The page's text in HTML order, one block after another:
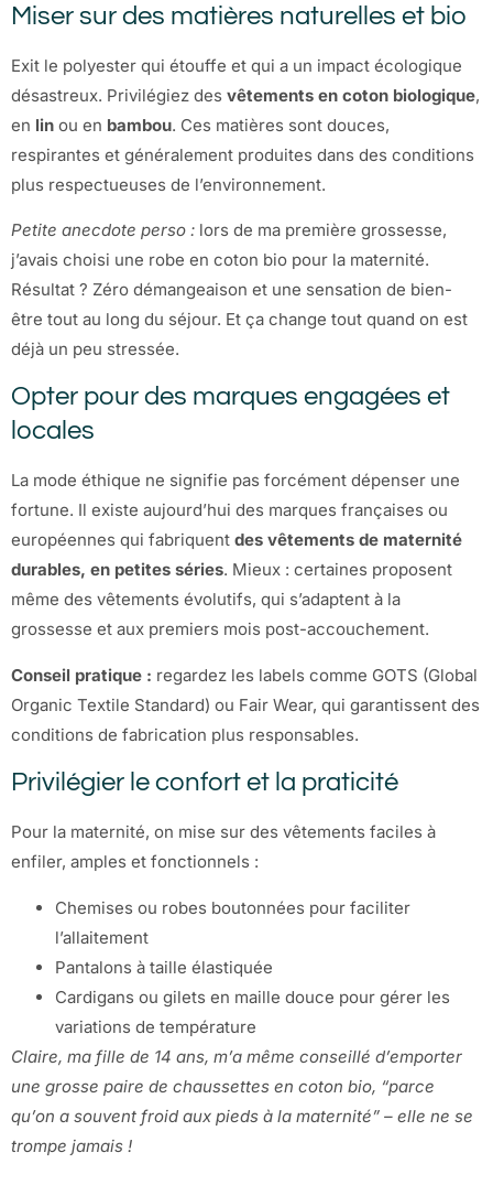
Miser sur des matières naturelles et bio
Exit le polyester qui étouffe et qui a un impact écologique
désastreux. Privilégiez des vêtements en coton biologique,
en lin ou en bambou. Ces matières sont douces,
respirantes et généralement produites dans des conditions
plus respectueuses de l’environnement.
Petite anecdote perso : lors de ma première grossesse,
j’avais choisi une robe en coton bio pour la maternité.
Résultat ? Zéro démangeaison et une sensation de bien-
être tout au long du séjour. Et ça change tout quand on est
déjà un peu stressée.
Opter pour des marques engagées et
locales
La mode éthique ne signifie pas forcément dépenser une
fortune. Il existe aujourd’hui des marques françaises ou
européennes qui fabriquent des vêtements de maternité
durables, en petites séries. Mieux : certaines proposent
même des vêtements évolutifs, qui s’adaptent à la
grossesse et aux premiers mois post-accouchement.
Conseil pratique : regardez les labels comme GOTS (Global
Organic Textile Standard) ou Fair Wear, qui garantissent des
conditions de fabrication plus responsables.
Privilégier le confort et la praticité
Pour la maternité, on mise sur des vêtements faciles à
enfiler, amples et fonctionnels :
Chemises ou robes boutonnées pour faciliter
l’allaitement
Pantalons à taille élastiquée
Cardigans ou gilets en maille douce pour gérer les
variations de température
Claire, ma fille de 14 ans, m’a même conseillé d’emporter
une grosse paire de chaussettes en coton bio, “parce
qu’on a souvent froid aux pieds à la maternité” – elle ne se
trompe jamais !